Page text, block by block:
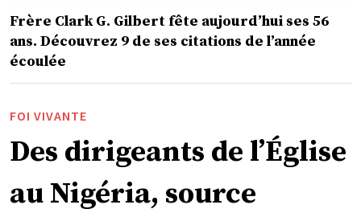
Frère Clark G. Gilbert fête aujourd’hui ses 56
ans. Découvrez 9 de ses citations de l’année
écoulée
FOI VIVANTE
Des dirigeants de l’Église
au Nigéria, source